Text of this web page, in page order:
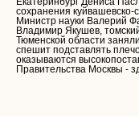
сохранения
Министр науки Валерий
Владимир Якушев,
Тюменской области
спешит подставлять
оказываются
Правительства Москвы -